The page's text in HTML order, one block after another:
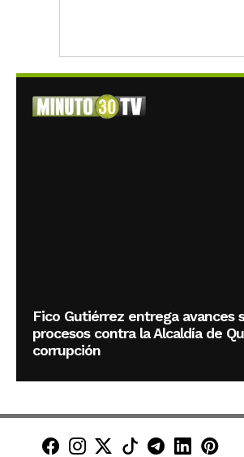
Fico Gutiérrez entrega avances
procesos contra la Alcaldía de
corrupción
Minuto30 en Facebook
Minuto30 en
Minuto30 en X
Minuto30 en
Canal de